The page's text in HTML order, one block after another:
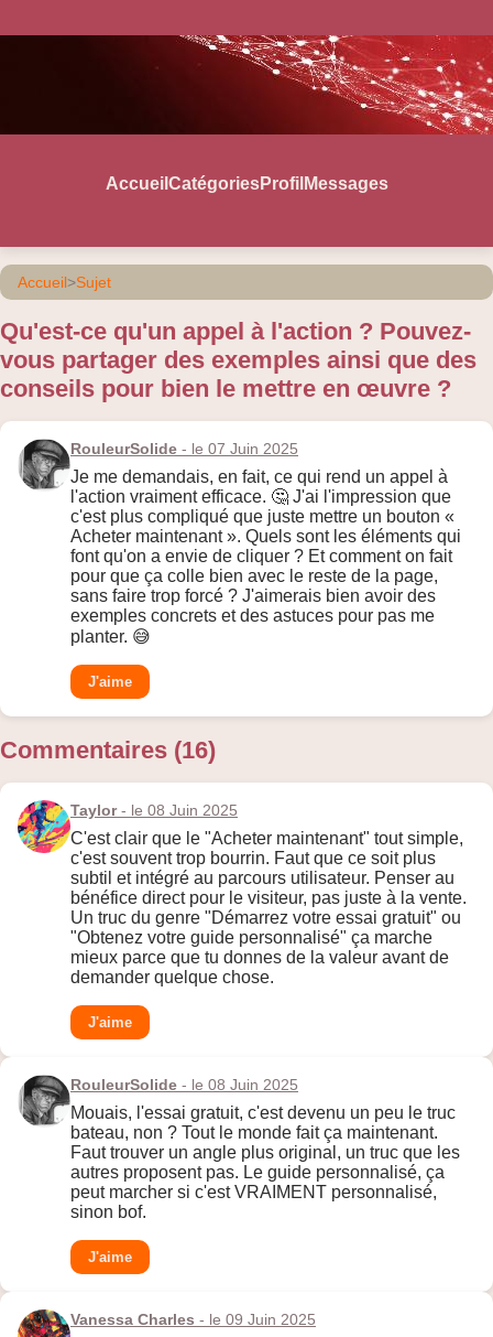
Accueil CatégoriesProfil Messages
Accueil>Sujet
Qu'est-ce qu'un appel à l'action ? Pouvez-
vous partager des exemples ainsi que des
conseils pour bien le mettre en œuvre ?
RouleurSolide - le 07 Juin 2025
Je me demandais, en fait, ce qui rend un appel à
l'action vraiment efficace. 🤔 J'ai l'impression que
c'est plus compliqué que juste mettre un bouton «
Acheter maintenant ». Quels sont les éléments qui
font qu'on a envie de cliquer ? Et comment on fait
pour que ça colle bien avec le reste de la page,
sans faire trop forcé ? J'aimerais bien avoir des
exemples concrets et des astuces pour pas me
planter. 😅
J'aime
Commentaires (16)
Taylor- le 08 Juin 2025
C'est clair que le "Acheter maintenant" tout simple,
c'est souvent trop bourrin. Faut que ce soit plus
subtil et intégré au parcours utilisateur. Penser au
bénéfice direct pour le visiteur, pas juste à la vente.
Un truc du genre "Démarrez votre essai gratuit" ou
"Obtenez votre guide personnalisé" ça marche
mieux parce que tu donnes de la valeur avant de
demander quelque chose.
J'aime
RouleurSolide - le 08 Juin 2025
Mouais, l'essai gratuit, c'est devenu un peu le truc
bateau, non ? Tout le monde fait ça maintenant.
Faut trouver un angle plus original, un truc que les
autres proposent pas. Le guide personnalisé, ça
peut marcher si c'est VRAIMENT personnalisé,
sinon bof.
J'aime
Vanessa Charles - le 09 Juin 2025